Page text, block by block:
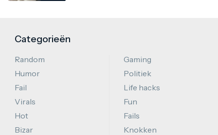
Categorieën
Random
Humor
Fail
Virals
Hot
Bizar
Gaming
Politiek
Life hacks
Fun
Fails
Knokken